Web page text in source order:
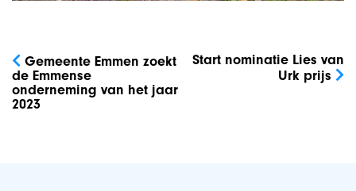
navigatie
Gemeente Emmen zoekt
de Emmense
onderneming van het jaar
2023
Start nominatie Lies van
Urk prijs